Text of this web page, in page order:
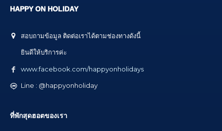
HAPPY ON HOLIDAY
สอบถามข้อมูล ติดต่อเราได้ตามช่องทางดังนี้
ยินดีให้บริการค่ะ
www.facebook.com/happyonholidays
Line : @happyonholiday
ที่พักสุดฮอตของเรา